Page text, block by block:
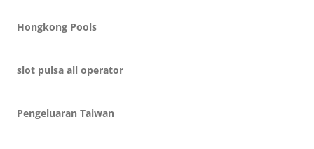
Hongkong Pools
slot pulsa all operator
Pengeluaran Taiwan